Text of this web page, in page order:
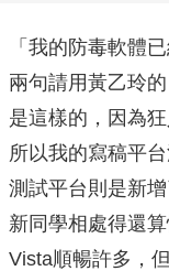
「我的防毒軟體
兩句請用黃乙玲
是這樣的，因為
所以我的寫稿平
測試平台則是新
新同學相處得還
Vista順暢許多，